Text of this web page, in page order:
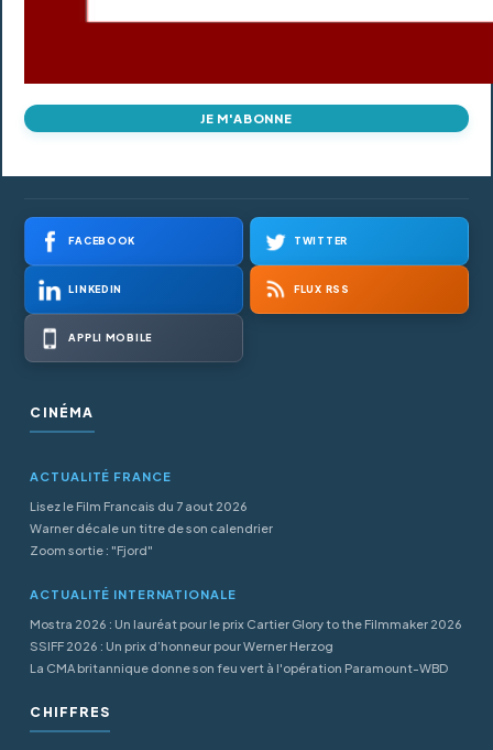
JE M'ABONNE
FACEBOOK TWITTER
LINKEDIN FLUX RSS
APPLI MOBILE
CINÉMA
ACTUALITÉ FRANCE
Lisez le Film Francais du 7 aout 2026
Warner décale un titre de son calendrier
Zoom sortie : "Fjord"
ACTUALITÉ INTERNATIONALE
Mostra 2026 : Un lauréat pour le prix Cartier Glory to the Filmmaker 2026
SSIFF 2026 : Un prix d’honneur pour Werner Herzog
La CMA britannique donne son feu vert à l'opération Paramount-WBD
CHIFFRES